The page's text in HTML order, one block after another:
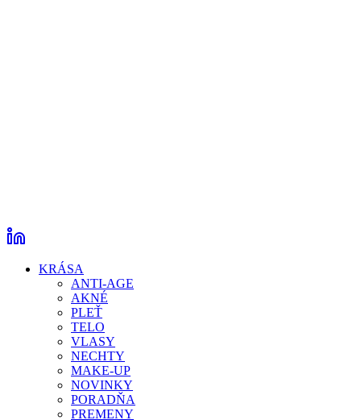
KRÁSA
ANTI-AGE
AKNÉ
PLEŤ
TELO
VLASY
NECHTY
MAKE-UP
NOVINKY
PORADŇA
PREMENY